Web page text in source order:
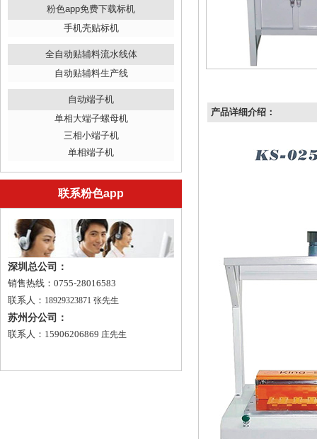
粉色app免费下载标机
手机壳贴标机
全自动贴辅料流水线体
自动贴辅料生产线
自动端子机
单相大端子螺母机
三相小端子机
单相端子机
联系粉色app
深圳总公司：
销售热线：0755-28016583
联系人： 18929323871 张先生
苏州分公司：
联系人：15906206869 庄先生
产品详细介绍：